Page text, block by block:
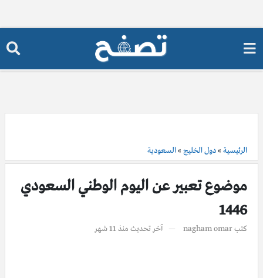
الرئيسية »دول الخليج »السعودية
موضوع تعبير عن اليوم الوطني السعودي
1446
كتبnagham omar آخر تحديث منذ 11 شهر